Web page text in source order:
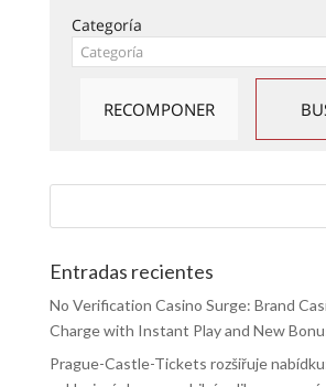
Categoría
Entradas recientes
No Verification Casino Surge: Brand
Charge with Instant Play and New
Prague-Castle-Tickets rozšiřuje